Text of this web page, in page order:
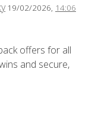
19/02/2026, 14:06
offers for all
and secure,